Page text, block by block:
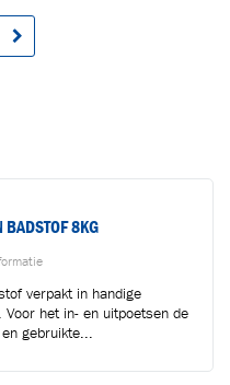
BADSTOF 8KG
verpakt in handige
het in- en uitpoetsen de
gebruikte...